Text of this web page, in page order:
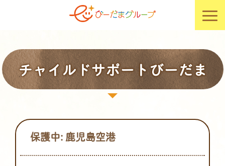
チャイルドサポートびーだま
保護中: 鹿児島空港